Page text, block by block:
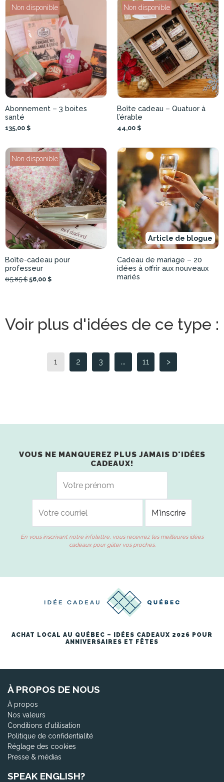
Non disponible
Abonnement – 3 boites
santé
135,00 $
Non disponible
Boîte cadeau – Quatuor à
l’érable
44,00 $
Non disponible
Boîte-cadeau pour
professeur
65,85 $ 56,00 $
Article de blogue
Cadeau de mariage – 20
idées à offrir aux nouveaux
mariés
Voir plus d'idées de ce type :
1 2 3 ... 11 >
VOUS NE MANQUEREZ PLUS JAMAIS D'IDÉES
CADEAUX!
En vous inscrivant notre infolettre, vous recevrez les meilleures idées
cadeaux pour gâter vos proches.
ACHAT LOCAL AU QUÉBEC – IDÉES CADEAUX 2026 POUR
ANNIVERSAIRES ET FÊTES
À PROPOS DE NOUS
À propos
Nos valeurs
Conditions d'utilisation
Politique de confidentialité
Réglage des cookies
Presse & médias
SPEAK ENGLISH?